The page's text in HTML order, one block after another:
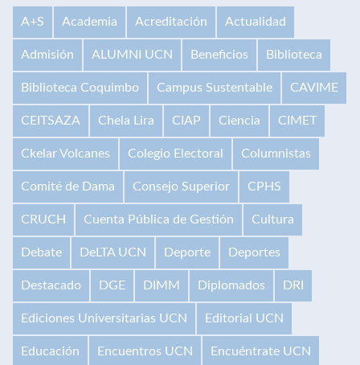
A+S Academia Acreditación Actualidad
Admisión ALUMNI UCN Beneficios Biblioteca
Biblioteca Coquimbo Campus Sustentable CAVIME
CEITSAZA Chela Lira CIAP Ciencia CIMET
Ckelar Volcanes Colegio Electoral Columnistas
Comité de Dama Consejo Superior CPHS
CRUCH Cuenta Pública de Gestión Cultura
Debate DeLTA UCN Deporte Deportes
Destacado DGE DIMM Diplomados DRI
Ediciones Universitarias UCN Editorial UCN
Educación Encuentros UCN Encuéntrate UCN